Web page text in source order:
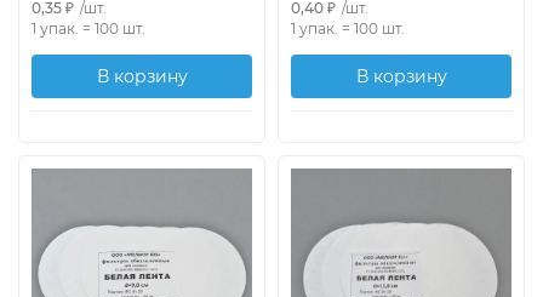
0,35 ₽ /шт.
1 упак. = 100 шт.
В корзину
0,40 ₽ /шт.
1 упак. = 100 шт.
В корзину